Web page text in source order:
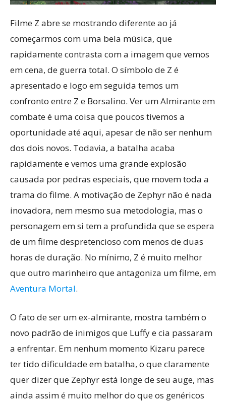
Filme Z abre se mostrando diferente ao já
começarmos com uma bela música, que
rapidamente contrasta com a imagem que vemos
em cena, de guerra total. O símbolo de Z é
apresentado e logo em seguida temos um
confronto entre Z e Borsalino. Ver um Almirante em
combate é uma coisa que poucos tivemos a
oportunidade até aqui, apesar de não ser nenhum
dos dois novos. Todavia, a batalha acaba
rapidamente e vemos uma grande explosão
causada por pedras especiais, que movem toda a
trama do filme. A motivação de Zephyr não é nada
inovadora, nem mesmo sua metodologia, mas o
personagem em si tem a profundida que se espera
de um filme despretencioso com menos de duas
horas de duração. No mínimo, Z é muito melhor
que outro marinheiro que antagoniza um filme, em
Aventura Mortal.
O fato de ser um ex-almirante, mostra também o
novo padrão de inimigos que Luffy e cia passaram
a enfrentar. Em nenhum momento Kizaru parece
ter tido dificuldade em batalha, o que claramente
quer dizer que Zephyr está longe de seu auge, mas
ainda assim é muito melhor do que os genéricos